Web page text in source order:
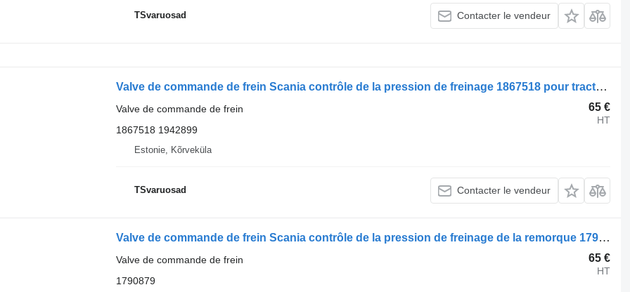
TSvaruosad Contacter le vendeur
Valve de commande de frein Scania contrôle de la pression de freinage 1867518 pour tracteur routier Scania R620
65 €
HT
Valve de commande de frein
1867518 1942899
Estonie, Kõrveküla
TSvaruosad Contacter le vendeur
Valve de commande de frein Scania contrôle de la pression de freinage de la remorque 1790879 pour tracteur routier Scania R480
65 €
HT
Valve de commande de frein
1790879